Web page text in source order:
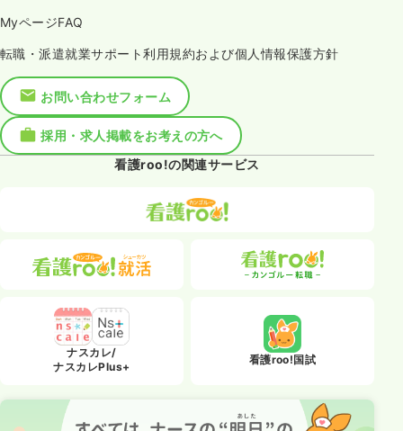
MyページFAQ
転職・派遣就業サポート利用規約および個人情報保護方針
お問い合わせフォーム
採用・求人掲載をお考えの方へ
看護roo!の関連サービス
ナスカレ/
ナスカレPlus+
看護roo!国試